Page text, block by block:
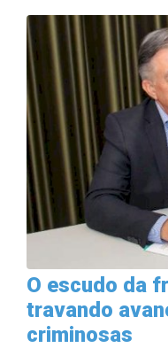
O escudo da
travando
criminosas